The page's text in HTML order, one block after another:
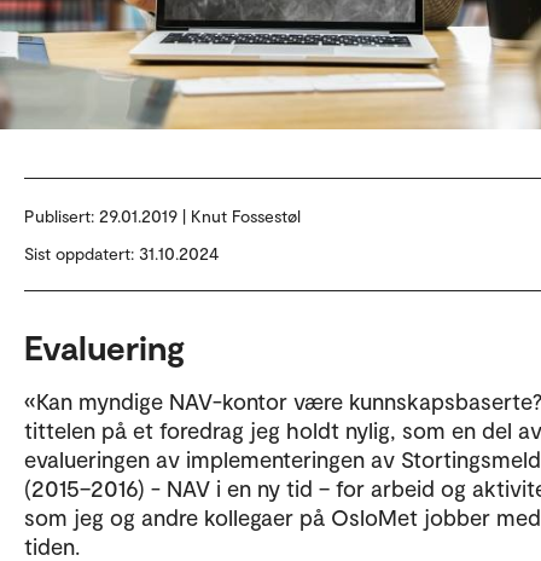
Publisert: 29.01.2019 | Knut Fossestøl
Sist oppdatert: 31.10.2024
Evaluering
«Kan myndige NAV-kontor være
tittelen på et foredrag jeg holdt nylig, som en del av
evalueringen av implementeringen av
(2015–2016) - NAV i en ny tid – for arbeid og
som jeg og andre kollegaer på OsloMet jobber
tiden.